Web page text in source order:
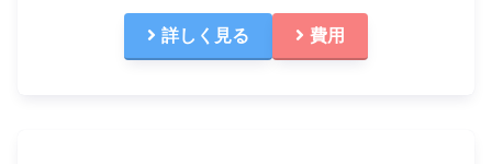
詳しく見る 費用